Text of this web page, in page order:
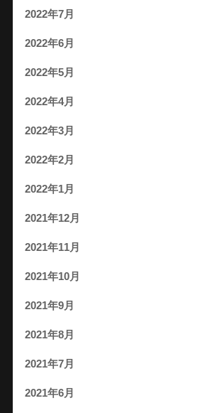
2022年7月
2022年6月
2022年5月
2022年4月
2022年3月
2022年2月
2022年1月
2021年12月
2021年11月
2021年10月
2021年9月
2021年8月
2021年7月
2021年6月